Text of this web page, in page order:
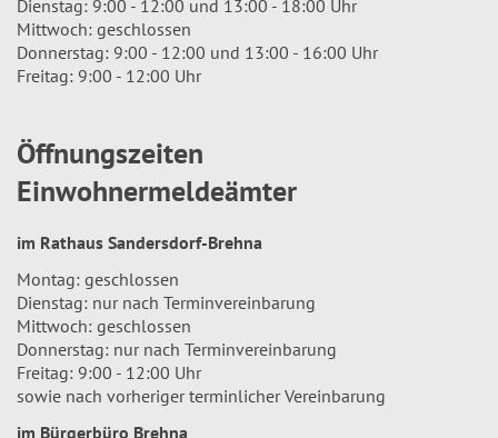
Dienstag: 9:00 - 12:00 und 13:00 - 18:00 Uhr
Mittwoch: geschlossen
Donnerstag: 9:00 - 12:00 und 13:00 - 16:00 Uhr
Freitag: 9:00 - 12:00 Uhr
Öffnungszeiten
Einwohnermeldeämter
im Rathaus Sandersdorf-Brehna
Montag: geschlossen
Dienstag: nur nach Terminvereinbarung
Mittwoch: geschlossen
Donnerstag: nur nach Terminvereinbarung
Freitag: 9:00 - 12:00 Uhr
sowie nach vorheriger terminlicher Vereinbarung
im Bürgerbüro Brehna